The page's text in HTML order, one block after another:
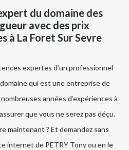
du domaine des
avec des prix
à La Foret Sur Sevre
expertes d’un professionnel
qui est une entreprise de
années d’expériences à
que vous ne serez pas déçu.
maintenant ? Et demandez sans
internet de PETRY Tony ou en le